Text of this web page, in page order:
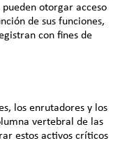
pueden otorgar acceso
de sus funciones,
con fines de
los enrutadores y los
vertebral de las
estos activos críticos